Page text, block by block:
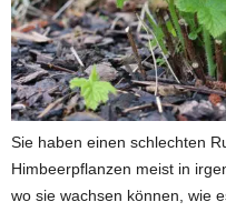
Sie haben einen schlechten
Himbeerpflanzen meist in
wo sie wachsen können, wie